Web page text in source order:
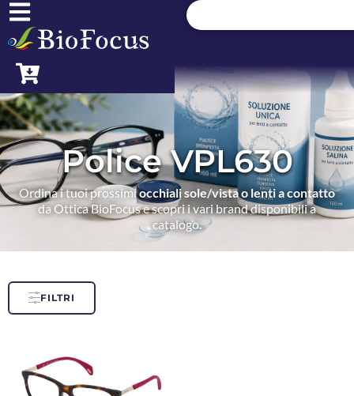
Police VPL630
Ordina i tuoi prossimiocchiali sole/vista o lenti a contatto
da Ottica BioFocus e scopri i vari brand disponibili a
catalogo.
FILTRI